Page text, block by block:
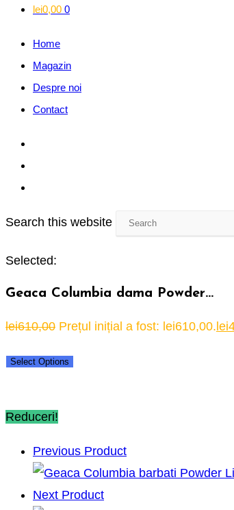
lei0,00 0
Home
Magazin
Despre noi
Contact
Search this website
Selected:
Geaca Columbia dama Powder…
lei610,00 Prețul inițial a fost: lei610,00. lei
Select Options
Reduceri!
Previous Product
Next Product